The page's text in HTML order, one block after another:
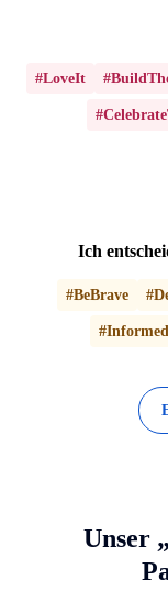
#LoveIt
Ich
#BeBrave
Unser